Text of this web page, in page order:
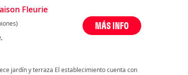
Fleurie
MÁS INFO
jardín y terraza El establecimiento cuenta con